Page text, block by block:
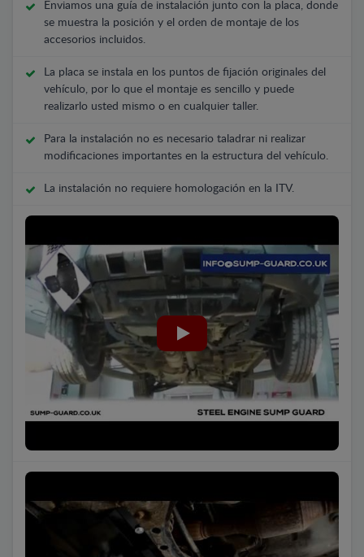
Enviamos una guía de instalación junto con la placa, donde
se muestra la posición y el orden de montaje de los
accesorios incluidos.
La placa se instala en los puntos de fijación originales del
vehículo, por lo que el montaje es sencillo y puede
realizarlo usted mismo o en cualquier taller.
Para la instalación no es necesario taladrar ni realizar
modificaciones importantes en la estructura del vehículo.
La instalación no requiere homologación en la ITV.